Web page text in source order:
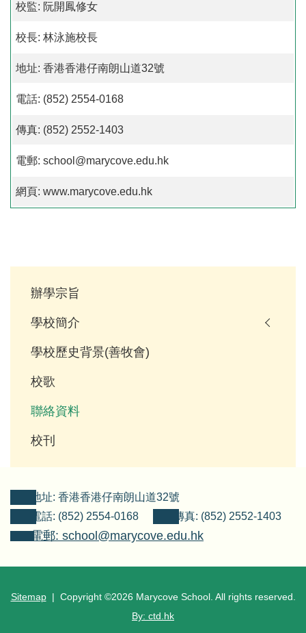
校監: 阮開鳳修女
校長: 林泳施校長
地址: 香港香港仔南朗山道32號
電話: (852) 2554-0168
傳真: (852) 2552-1403
電郵: school@marycove.edu.hk
網頁: www.marycove.edu.hk
navigation
辦學宗旨
學校簡介
學校歷史背景(善牧會)
校歌
聯絡資料
校刊
地址: 香港香港仔南朗山道32號
電話: (852) 2554-0168
傳真: (852) 2552-1403
電郵: school@marycove.edu.hk
Sitemap| Copyright ©2026 Marycove School. All rights reserved.
By: ctd.hk